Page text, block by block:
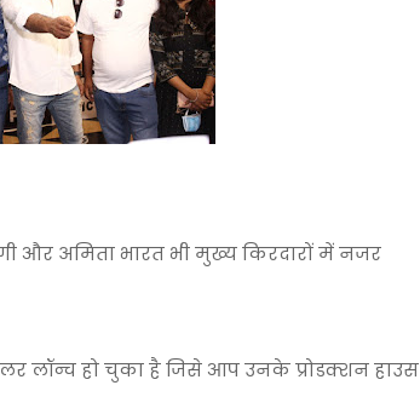
और अमिता भारत भी मुख्य किरदारों में नजर
लॉन्च हो चुका है जिसे आप उनके प्रोडक्शन हाउस